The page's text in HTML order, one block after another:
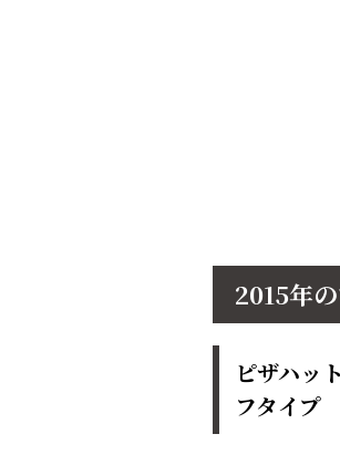
2015年
ピザハッ
フタイプ